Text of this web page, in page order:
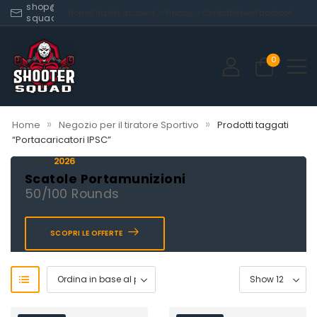
shop@shooter-
squad.com
0
Home » Negozio per il tiratore Sportivo » Prodotti taggati
“Portacaricatori IPSC”
2026
Scatole Portamunizioni
50/100 Rounds
SCOPRI LE OFFERTE